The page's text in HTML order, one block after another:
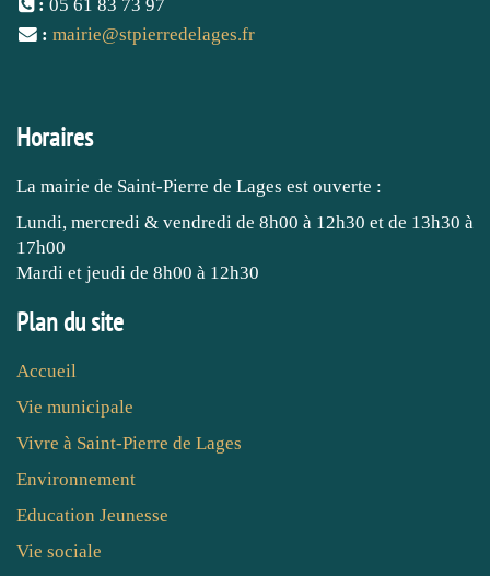
: 05 61 83 73 97
: mairie@stpierredelages.fr
Horaires
La mairie de Saint-Pierre de Lages est ouverte :
Lundi, mercredi & vendredi de 8h00 à 12h30 et de 13h30 à
17h00
Mardi et jeudi de 8h00 à 12h30
Plan du site
Accueil
Vie municipale
Vivre à Saint-Pierre de Lages
Environnement
Education Jeunesse
Vie sociale